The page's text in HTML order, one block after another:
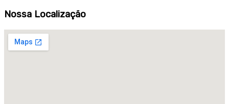
Nossa Localização